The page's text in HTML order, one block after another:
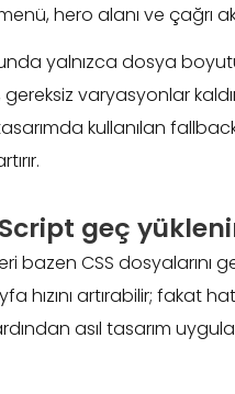
hero alanı ve çağrı
yalnızca dosya
gereksiz varyasyonlar
kullanılan
geç
bazen CSS dosyalarını
hızını artırabilir; fakat
asıl tasarım